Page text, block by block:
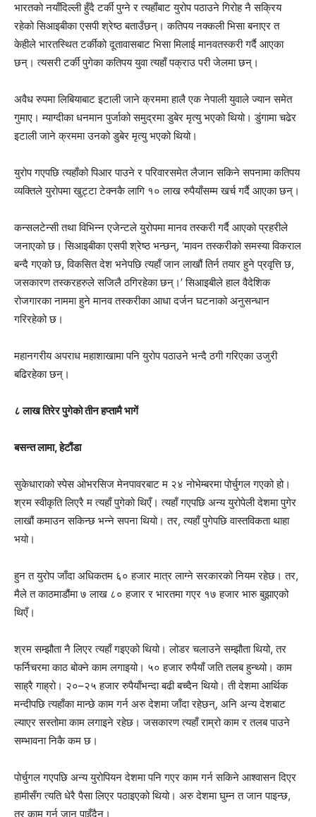
भारतको नयाँदिल्ली हुँदै टर्की पुग्ने र त्यहाँबाट युरोप पठाउने गिरोह नै सक्रिय
रहेको सिआइबीका एसपी श्रेष्ठ बताउँछन्। कतिपय नक्कली भिसा बनाएर त
केहीले भारतस्थित टर्कीको दूतावासबाट भिसा मिलाई मानवतस्करी गर्दै आएका
छन्। त्यसरी टर्की पुगेका कतिपय युवा त्यहाँ पक्राउ परी जेलमा छन्।
अवैध रुपमा लिबियाबाट इटाली जाने क्रममा हालै एक नेपाली युवाले ज्यान समेत
गुमाए। म्याग्दीका धनमान पुर्जाको समुद्रमा डुबेर मृत्यु भएको थियो। डुंगामा चढेर
इटाली जाने क्रममा उनको डुबेर मृत्यु भएको थियो।
युरोप गएपछि त्यहाँको पिआर पाउने र परिवारसमेत लैजान सकिने सपनामा कतिपय
व्यक्तिले युरोपमा खुट्टा टेक्नकै लागि १० लाख रुपैयाँसम्म खर्च गर्दै आएका छन्।
कन्सलटेन्सी तथा विभिन्न एजेन्टले युरोपमा मानव तस्करी गर्दै आएको प्रहरीले
जनाएको छ। सिआइबीका एसपी श्रेष्ठ भन्छन्, ‘मावन तस्करीको समस्या विकराल
बन्दै गएको छ, विकसित देश भनेपछि त्यहाँ जान लाखौं तिर्न तयार हुने प्रवृत्ति छ,
जसकारण तस्करहरुले सजिलै ठगिरहेका छन्।’ सिआइबीले हाल वैदेशिक
रोजगारका नाममा हुने मानव तस्करीका आधा दर्जन घटनाको अनुसन्धान
गरिरहेको छ।
महानगरीय अपराध महाशाखामा पनि युरोप पठाउने भन्दै ठगी गरिएका उजुरी
बढिरहेका छन्।
८ लाख तिरेर पुगेको तीन हप्तामै भागें
बसन्त लामा, हेटौंडा
सुकेधाराको स्पेस ओभरसिज मेनपावरबाट म २४ नोभेम्बरमा पोर्चुगल गएको हो।
श्रम स्वीकृति लिएरै म त्यहाँ पुगेको थिएँ। त्यहाँ गएपछि अन्य युरोपेली देशमा पुगेर
लाखौं कमाउन सकिन्छ भन्ने सपना थियो। तर, त्यहाँ पुगेपछि वास्तविकता थाहा
भयो।
हुन त युरोप जाँदा अधिकतम ६० हजार मात्र लाग्ने सरकारको नियम रहेछ। तर,
मैले त काठमाडौंमा ७ लाख ८० हजार र भारतमा गएर १७ हजार भारु बुझाएको
थिएँ।
श्रम सम्झौता नै लिएर त्यहाँ गइएको थियो। लोडर चलाउने सम्झौता थियो, तर
फर्निचरमा काठ बोक्ने काम लगाइयो। ५० हजार रुपैयाँ जति तलब हुन्थ्यो। काम
साह्रै गाह्रो। २०–२५ हजार रुपैयाँभन्दा बढी बच्दैन थियो। ती देशमा आर्थिक
मन्दीपछि त्यहाँका मान्छे काम गर्न अरु देशमा जाँदा रहेछन्, अनि अन्य देशबाट
ल्याएर सस्तोमा काम लगाइने रहेछ। जसकारण त्यहाँ राम्रो काम र तलब पाउने
सम्भावना निकै कम छ।
पोर्चुगल गएपछि अन्य युरोपियन देशमा पनि गएर काम गर्न सकिने आश्वासन दिएर
हामीसँग त्यति धेरै पैसा लिएर पठाइएको थियो। अरु देशमा घुम्न त जान पाइन्छ,
तर काम गर्न जान पाइँदैन।